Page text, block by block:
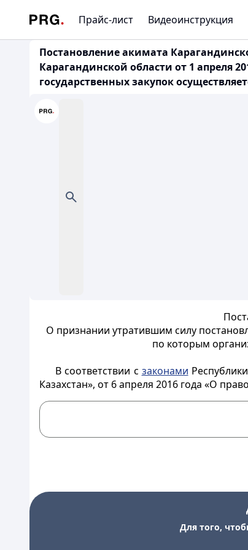
Прайс-лист Видеоинструкция
Постановление акимата
Карагандинской области от 1 апреля
государственных закупок
О признании утратившим силу
по которым
В соответствии с законами
Казахстан», от 6 апреля 2016 года «О
Для того,